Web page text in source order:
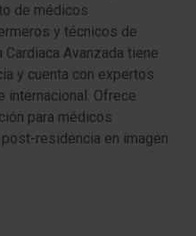
de médicos
y técnicos de
Avanzada tiene
y cuenta con expertos
internacional. Ofrece
para médicos
residencia en imagen